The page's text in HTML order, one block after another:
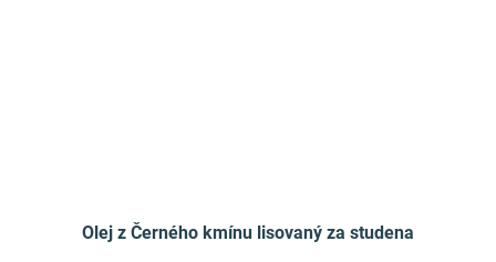
Olej z Černého kmínu lisovaný za studena